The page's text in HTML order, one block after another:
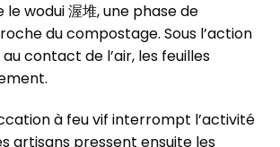
wodui 渥堆, une phase de
du compostage. Sous l’action
contact de l’air, les feuilles
à feu vif interrompt l’activité
artisans pressent ensuite les